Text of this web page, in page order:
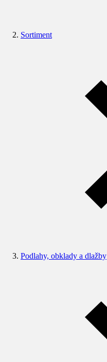
Sortiment
Podlahy, obklady a dlažby